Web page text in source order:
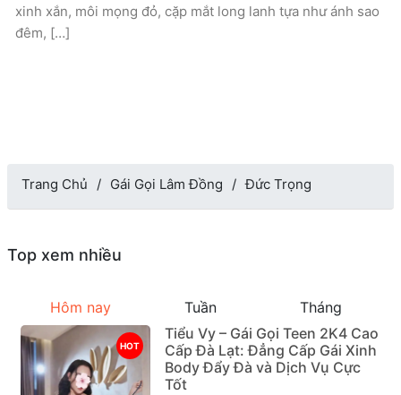
xinh xắn, môi mọng đỏ, cặp mắt long lanh tựa như ánh sao
đêm, […]
Trang Chủ Gái Gọi Lâm Đồng Đức Trọng
Top xem nhiều
Hôm nay Tuần Tháng
HOT
Tiểu Vy – Gái Gọi Teen 2K4 Cao
Cấp Đà Lạt: Đẳng Cấp Gái Xinh
Body Đẩy Đà và Dịch Vụ Cực
Tốt